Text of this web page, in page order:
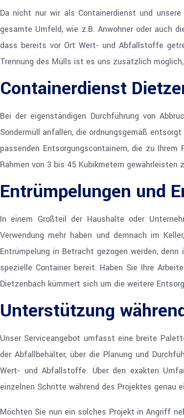
Da nicht nur wir als Containerdienst und
gesamte Umfeld, wie z.B. Anwohner oder auch
dass bereits vor Ort Wert- und Abfallstoffe
Trennung des Mülls ist es uns zusätzlich
Containerdienst
Bei der eigenständigen Durchführung von
Sondermüll anfallen, die ordnungsgemäß
passenden Entsorgungscontainern, die zu
Rahmen von 3 bis 45 Kubikmetern gewährleisten
Entrümpelungen und
In einem Großteil der Haushalte oder
Verwendung mehr haben und demnach im
Entrümpelung in Betracht gezogen werden,
spezielle Container bereit. Haben Sie Ihre
Dietzenbach kümmert sich um die weitere
Unterstützung
Unser Serviceangebot umfasst eine breite
der Abfallbehälter, über die Planung und
Wert- und Abfallstoffe. Über den exakten
einzelnen Schritte während des Projektes genau
Möchten Sie nun ein solches Projekt in Angriff